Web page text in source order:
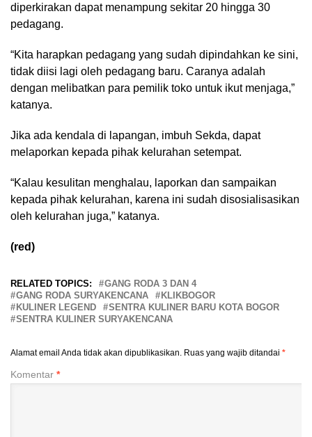
diperkirakan dapat menampung sekitar 20 hingga 30
pedagang.
“Kita harapkan pedagang yang sudah dipindahkan ke sini,
tidak diisi lagi oleh pedagang baru. Caranya adalah
dengan melibatkan para pemilik toko untuk ikut menjaga,”
katanya.
Jika ada kendala di lapangan, imbuh Sekda, dapat
melaporkan kepada pihak kelurahan setempat.
“Kalau kesulitan menghalau, laporkan dan sampaikan
kepada pihak kelurahan, karena ini sudah disosialisasikan
oleh kelurahan juga,” katanya.
(red)
RELATED TOPICS:
GANG RODA 3 DAN 4
GANG RODA SURYAKENCANA
KLIKBOGOR
KULINER LEGEND
SENTRA KULINER BARU KOTA BOGOR
SENTRA KULINER SURYAKENCANA
Alamat email Anda tidak akan dipublikasikan. Ruas yang wajib ditandai *
Komentar *